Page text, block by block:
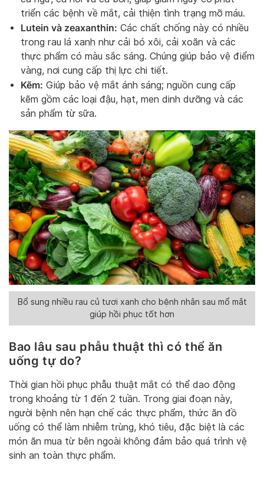
triển các bệnh về mắt, cải thiện tình trạng mỡ máu.
Lutein và zeaxanthin: Các chất chống này có nhiều
trong rau lá xanh như cải bó xôi, cải xoăn và các
thực phẩm có màu sắc sáng. Chúng giúp bảo vệ điểm
vàng, nơi cung cấp thị lực chi tiết.
Kẽm: Giúp bảo vệ mắt ánh sáng; nguồn cung cấp
kẽm gồm các loại đậu, hạt, men dinh dưỡng và các
sản phẩm từ sữa.
Bổ sung nhiều rau củ tươi xanh cho bệnh nhân sau mổ mắt
giúp hồi phục tốt hơn
Bao lâu sau phẫu thuật thì có thể ăn
uống tự do?
Thời gian hồi phục phẫu thuật mắt có thể dao động
trong khoảng từ 1 đến 2 tuần. Trong giai đoạn này,
người bệnh nên hạn chế các thực phẩm, thức ăn đồ
uống có thể làm nhiễm trùng, khó tiêu, đặc biệt là các
món ăn mua từ bên ngoài không đảm bảo quá trình vệ
sinh an toàn thực phẩm.